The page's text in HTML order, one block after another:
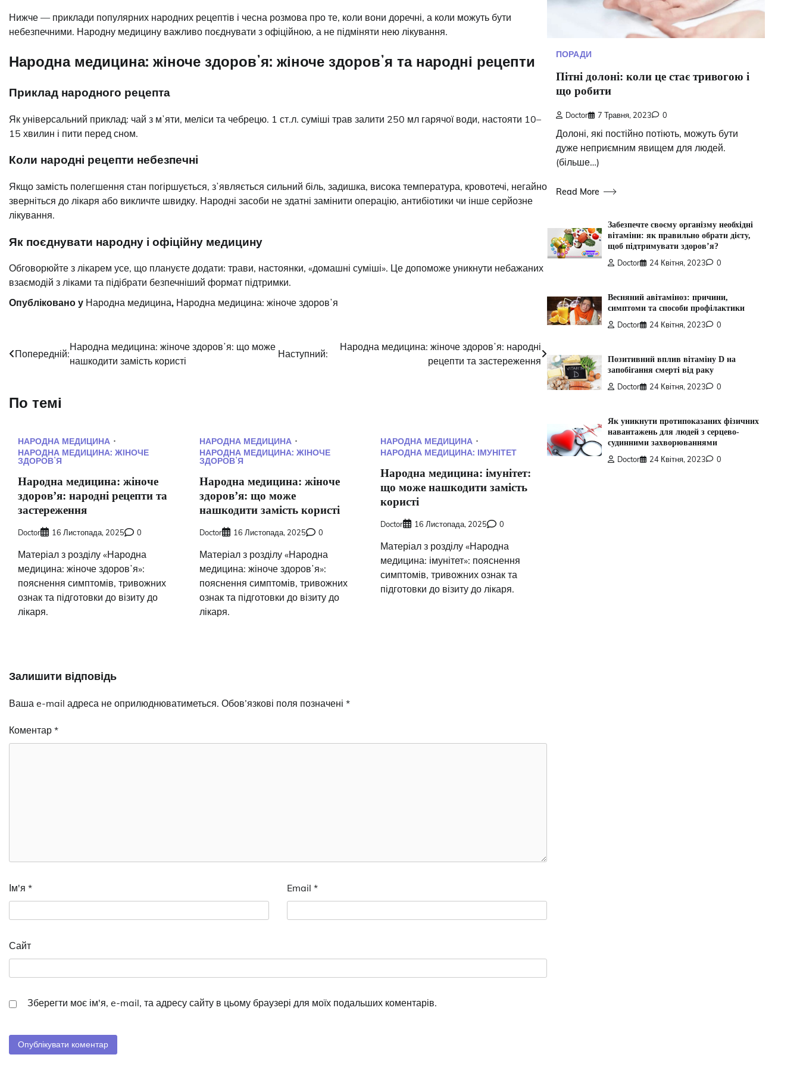
Нижче — приклади популярних народних рецептів і чесна розмова про те, коли вони доречні, а коли можуть бути
небезпечними. Народну медицину важливо поєднувати з офіційною, а не підміняти нею лікування.
Народна медицина: жіноче здоровʼя: жіноче здоровʼя та народні рецепти
Приклад народного рецепта
Як універсальний приклад: чай з мʼяти, меліси та чебрецю. 1 ст.л. суміші трав залити 250 мл гарячої води, настояти 10–
15 хвилин і пити перед сном.
Коли народні рецепти небезпечні
Якщо замість полегшення стан погіршується, зʼявляється сильний біль, задишка, висока температура, кровотечі, негайно
зверніться до лікаря або викличте швидку. Народні засоби не здатні замінити операцію, антибіотики чи інше серйозне
лікування.
Як поєднувати народну і офіційну медицину
Обговорюйте з лікарем усе, що плануєте додати: трави, настоянки, «домашні суміші». Це допоможе уникнути небажаних
взаємодій з ліками та підібрати безпечніший формат підтримки.
Опубліковано у Народна медицина, Народна медицина: жіноче здоровʼя
Навігація
Попередній:
Народна медицина: жіноче здоровʼя: що може
нашкодити замість користі
Наступний:
Народна медицина: жіноче здоровʼя: народні
рецепти та застереження
По темі
НАРОДНА МЕДИЦИНА
НАРОДНА МЕДИЦИНА: ЖІНОЧЕ
ЗДОРОВʼЯ
Народна медицина: жіноче
здоровʼя: народні рецепти та
застереження
Doctor 16 Листопада, 2025 0
Матеріал з розділу «Народна
медицина: жіноче здоровʼя»:
пояснення симптомів, тривожних
ознак та підготовки до візиту до
лікаря.
НАРОДНА МЕДИЦИНА
НАРОДНА МЕДИЦИНА: ЖІНОЧЕ
ЗДОРОВʼЯ
Народна медицина: жіноче
здоровʼя: що може
нашкодити замість користі
Doctor 16 Листопада, 2025 0
Матеріал з розділу «Народна
медицина: жіноче здоровʼя»:
пояснення симптомів, тривожних
ознак та підготовки до візиту до
лікаря.
НАРОДНА МЕДИЦИНА
НАРОДНА МЕДИЦИНА: ІМУНІТЕТ
Народна медицина: імунітет:
що може нашкодити замість
користі
Doctor 16 Листопада, 2025 0
Матеріал з розділу «Народна
медицина: імунітет»: пояснення
симптомів, тривожних ознак та
підготовки до візиту до лікаря.
Залишити відповідь
Ваша e-mail адреса не оприлюднюватиметься. Обов’язкові поля позначені *
Коментар *
Ім'я * Email *
Сайт
Зберегти моє ім'я, e-mail, та адресу сайту в цьому браузері для моїх подальших коментарів.
ПОРАДИ
Пітні долоні: коли це стає тривогою і
що робити
Doctor 7 Травня, 2023 0
Долоні, які постійно потіють, можуть бути
дуже неприємним явищем для людей.
(більше…)
Read More
Забезпечте своєму організму необхідні
вітаміни: як правильно обрати дієту,
щоб підтримувати здоров’я?
Doctor
24 Квітня, 2023 0
Весняний авітаміноз: причини,
симптоми та способи профілактики
Doctor
24 Квітня, 2023 0
Позитивний вплив вітаміну D на
запобігання смерті від раку
Doctor
24 Квітня, 2023 0
Як уникнути протипоказаних фізичних
навантажень для людей з серцево-
судинними захворюваннями
Doctor
24 Квітня, 2023 0